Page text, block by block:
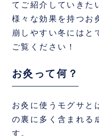
てご紹介していきた
様々な効果を持つお
崩しやすい冬にはと
ご覧ください！
お灸って何？
お灸に使うモグサと
の裏に多く含まれる
す。